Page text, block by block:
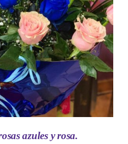
AL CARRITO
/
azules y rosa.